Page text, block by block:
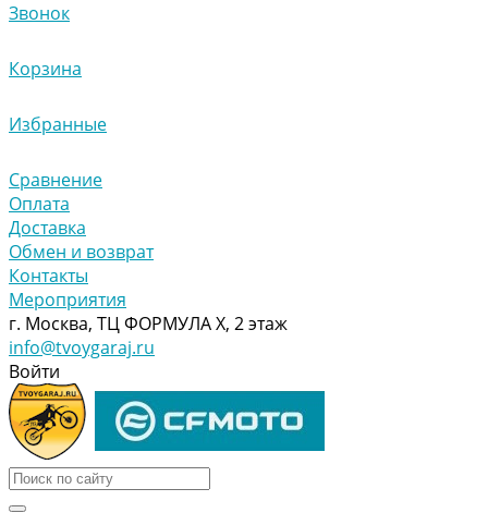
Звонок
Корзина
Избранные
Сравнение
Оплата
Доставка
Обмен и возврат
Контакты
Мероприятия
г. Москва, ТЦ ФОРМУЛА Х, 2 этаж
info@tvoygaraj.ru
Войти